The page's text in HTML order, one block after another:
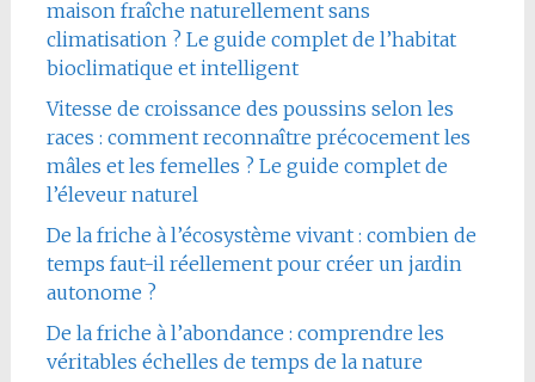
maison fraîche naturellement sans
climatisation ? Le guide complet de l’habitat
bioclimatique et intelligent
Vitesse de croissance des poussins selon les
races : comment reconnaître précocement les
mâles et les femelles ? Le guide complet de
l’éleveur naturel
De la friche à l’écosystème vivant : combien de
temps faut-il réellement pour créer un jardin
autonome ?
De la friche à l’abondance : comprendre les
véritables échelles de temps de la nature